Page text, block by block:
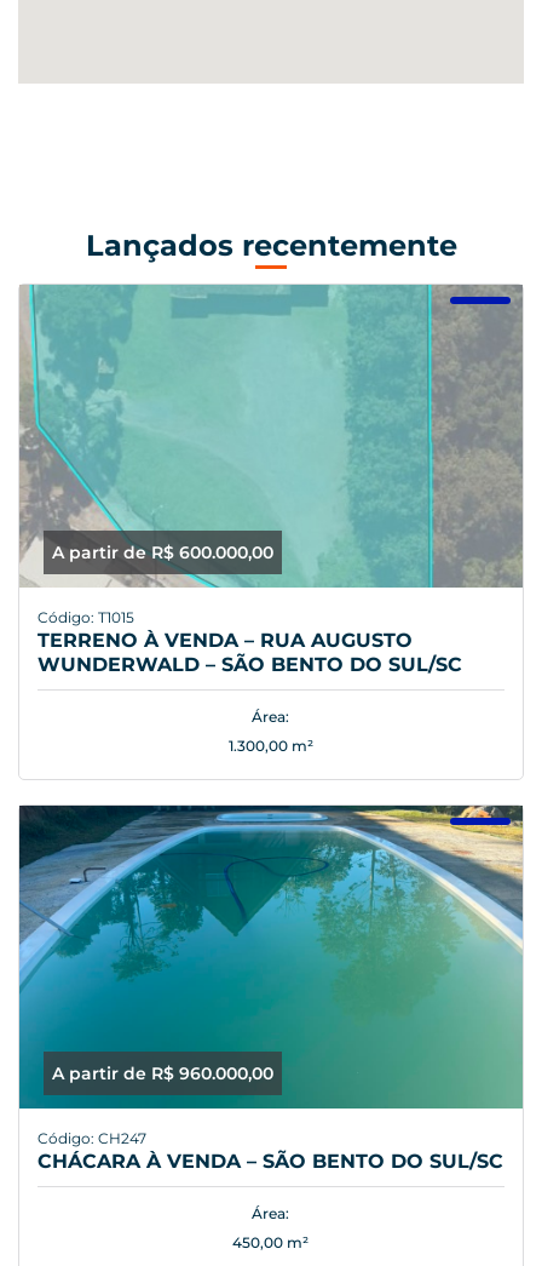
Lançados recentemente
A partir de R$ 600.000,00
Código: T1015
TERRENO À VENDA – RUA AUGUSTO
WUNDERWALD – SÃO BENTO DO SUL/SC
Área:
1.300,00 m²
A partir de R$ 960.000,00
Código: CH247
CHÁCARA À VENDA – SÃO BENTO DO SUL/SC
Área:
450,00 m²